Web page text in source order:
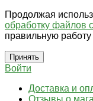
Продолжая
обработку файлов
правильную работу
Принять
Войти
Доставка и
Отзывы о